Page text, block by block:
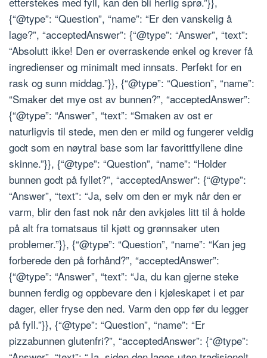
{“@type”: “Question”, “name”: “Er den vanskelig å
lage?”, “acceptedAnswer”: {“@type”: “Answer”, “text”:
“Absolutt ikke! Den er overraskende enkel og krever få
ingredienser og minimalt med innsats. Perfekt for en
rask og sunn middag.”}}, {“@type”: “Question”, “name”:
“Smaker det mye ost av bunnen?”, “acceptedAnswer”:
{“@type”: “Answer”, “text”: “Smaken av ost er
naturligvis til stede, men den er mild og fungerer veldig
godt som en nøytral base som lar favorittfyllene dine
skinne.”}}, {“@type”: “Question”, “name”: “Holder
bunnen godt på fyllet?”, “acceptedAnswer”: {“@type”:
“Answer”, “text”: “Ja, selv om den er myk når den er
varm, blir den fast nok når den avkjøles litt til å holde
på alt fra tomatsaus til kjøtt og grønnsaker uten
problemer.”}}, {“@type”: “Question”, “name”: “Kan jeg
forberede den på forhånd?”, “acceptedAnswer”:
{“@type”: “Answer”, “text”: “Ja, du kan gjerne steke
bunnen ferdig og oppbevare den i kjøleskapet i et par
dager, eller fryse den ned. Varm den opp før du legger
på fyll.”}}, {“@type”: “Question”, “name”: “Er
pizzabunnen glutenfri?”, “acceptedAnswer”: {“@type”: